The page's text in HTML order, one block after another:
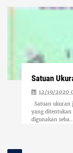
Satuan
12/19/2020
Satuan ukuran
yang ditentukan
digunakan seba...